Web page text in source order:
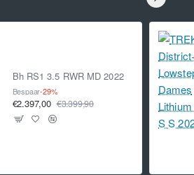
Bh RS1 3.5 RWR MD 2022
Bespaar-29%
€2.397,00 €3.399,90